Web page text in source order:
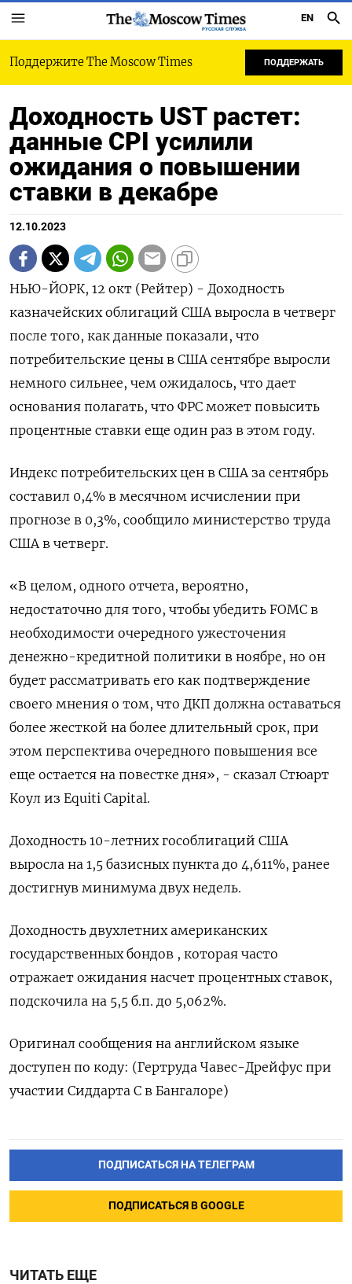
РУССКАЯ СЛУЖБА
EN
Поддержите The Moscow Times ПОДДЕРЖАТЬ
Доходность UST растет:
данные CPI усилили
ожидания о повышении
ставки в декабре
12.10.2023
НЬЮ-ЙОРК, 12 окт (Рейтер) - Доходность
казначейских облигаций США выросла в четверг
после того, как данные показали, что
потребительские цены в США сентябре выросли
немного сильнее, чем ожидалось, что дает
основания полагать, что ФРС может повысить
процентные ставки еще один раз в этом году.
Индекс потребительских цен в США за сентябрь
составил 0,4% в месячном исчислении при
прогнозе в 0,3%, сообщило министерство труда
США в четверг.
«В целом, одного отчета, вероятно,
недостаточно для того, чтобы убедить FOMC в
необходимости очередного ужесточения
денежно-кредитной политики в ноябре, но он
будет рассматривать его как подтверждение
своего мнения о том, что ДКП должна оставаться
более жесткой на более длительный срок, при
этом перспектива очередного повышения все
еще остается на повестке дня», - сказал Стюарт
Коул из Equiti Capital.
Доходность 10-летних гособлигаций США
выросла на 1,5 базисных пункта до 4,611%, ранее
достигнув минимума двух недель.
Доходность двухлетних американских
государственных бондов , которая часто
отражает ожидания насчет процентных ставок,
подскочила на 5,5 б.п. до 5,062%.
Оригинал сообщения на английском языке
доступен по коду: (Гертруда Чавес-Дрейфус при
участии Сиддарта С в Бангалоре)
ПОДПИСАТЬСЯ НА ТЕЛЕГРАМ
ПОДПИСАТЬСЯ В GOOGLE
ЧИТАТЬ ЕЩЕ